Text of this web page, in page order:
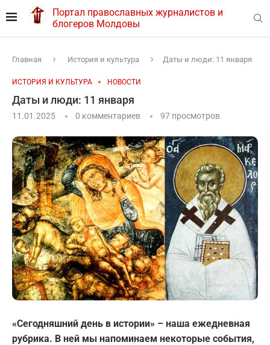
Портал православных журналистов и
блогеров Молдовы
Главная История и культура Даты и люди: 11 января
ИСТОРИЯ И КУЛЬТУРА НОВОСТИ
Даты и люди: 11 января
11.01.2025 0 комментариев 97 просмотров
«Сегодняшний день в истории» – наша ежедневная
рубрика. В ней мы напоминаем некоторые события,